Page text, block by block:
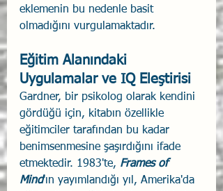
eklemenin bu nedenle basit
olmadığını vurgulamaktadır.
Eğitim Alanındaki
Uygulamalar ve IQ Eleştirisi
Gardner, bir psikolog olarak kendini
gördüğü için, kitabın özellikle
eğitimciler tarafından bu kadar
benimsenmesine şaşırdığını ifade
etmektedir. 1983'te, Frames of
Mind'ın yayımlandığı yıl, Amerika'da